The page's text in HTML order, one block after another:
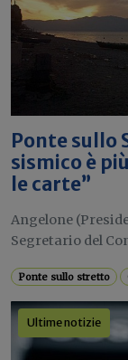
Ponte sullo
sismico è
le carte”
Angelone
Segretario del
Ponte sullo stretto
Ultime notizie